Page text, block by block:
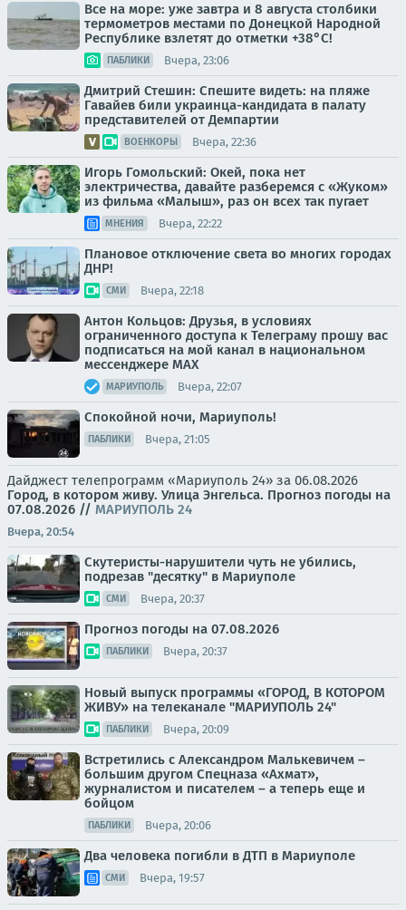
Все на море: уже завтра и 8 августа столбики
термометров местами по Донецкой Народной
Республике взлетят до отметки +38°C!
ПАБЛИКИ Вчера, 23:06
Дмитрий Стешин: Спешите видеть: на пляже
Гавайев били украинца-кандидата в палату
представителей от Демпартии
ВОЕНКОРЫ Вчера, 22:36
Игорь Гомольский: Окей, пока нет
электричества, давайте разберемся с «Жуком»
из фильма «Малыш», раз он всех так пугает
МНЕНИЯ Вчера, 22:22
Плановое отключение света во многих городах
ДНР!
СМИ Вчера, 22:18
Антон Кольцов: Друзья, в условиях
ограниченного доступа к Телеграму прошу вас
подписаться на мой канал в национальном
мессенджере МАХ
МАРИУПОЛЬ Вчера, 22:07
Спокойной ночи, Мариуполь!
ПАБЛИКИ Вчера, 21:05
Дайджест телепрограмм «Мариуполь 24» за 06.08.2026
Город, в котором живу. Улица Энгельса. Прогноз погоды на
07.08.2026 // МАРИУПОЛЬ 24
Вчера, 20:54
Скутеристы-нарушители чуть не убились,
подрезав "десятку" в Мариуполе
СМИ Вчера, 20:37
Прогноз погоды на 07.08.2026
ПАБЛИКИ Вчера, 20:37
Новый выпуск программы «ГОРОД, В КОТОРОМ
ЖИВУ» на телеканале "МАРИУПОЛЬ 24"
ПАБЛИКИ Вчера, 20:09
Встретились с Александром Малькевичем –
большим другом Спецназа «Ахмат»,
журналистом и писателем – а теперь еще и
бойцом
ПАБЛИКИ Вчера, 20:06
Два человека погибли в ДТП в Мариуполе
СМИ Вчера, 19:57